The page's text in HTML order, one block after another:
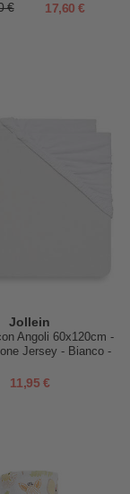
€ 17,60 €
Jollein
Angoli 60x120cm -
Jersey - Bianco -
11,95 €